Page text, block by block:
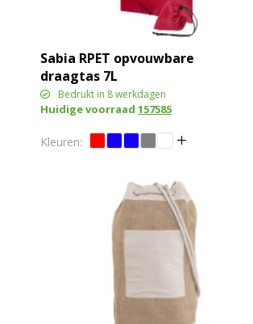
Sabia RPET opvouwbare
draagtas 7L
Bedrukt in 8 werkdagen
Huidige voorraad157585